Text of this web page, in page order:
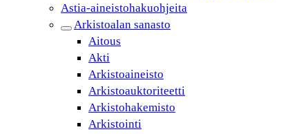
Astia-aineistohakuohjeita
Arkistoalan sanasto
Aitous
Akti
Arkistoaineisto
Arkistoauktoriteetti
Arkistohakemisto
Arkistointi